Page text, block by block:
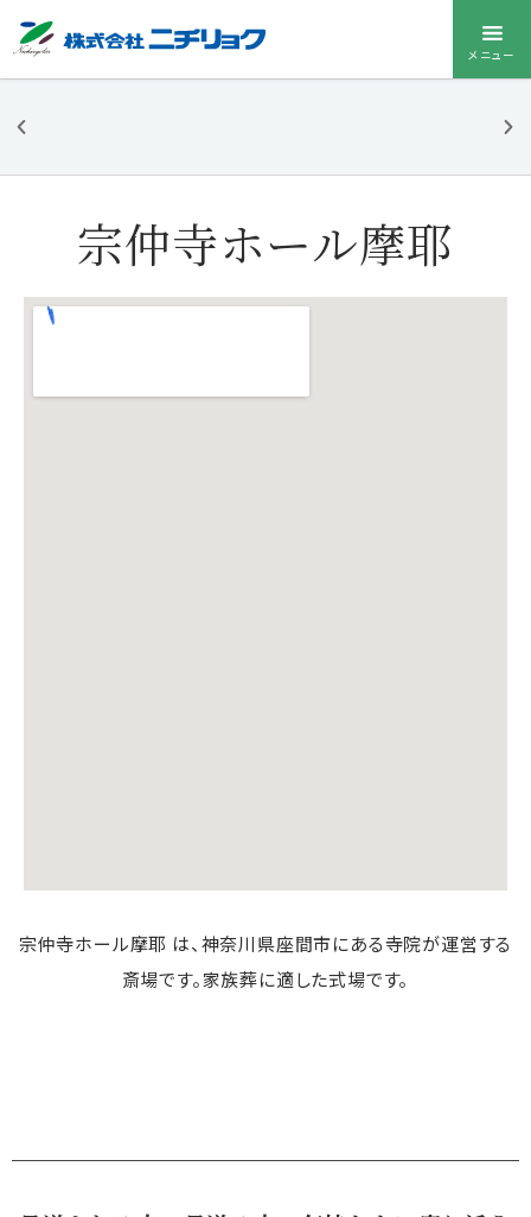
メニュー
お葬式メニューを
開く
宗仲寺ホール摩耶
宗仲寺ホール摩耶 は、神奈川県座間市にある寺院が運営する
斎場です。家族葬に適した式場です。